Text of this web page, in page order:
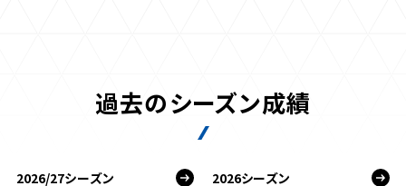
過去のシーズン成績
2026/27シーズン 2026シーズン